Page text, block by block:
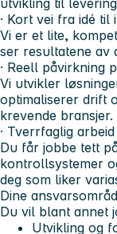
utvikling til levering
· Kort vei fra idé til
Vi er et lite,
ser resultatene av
· Reell påvirkning
Vi utvikler
optimaliserer drift
krevende bransjer.
· Tverrfaglig arbeid
Du får jobbe tett
kontrollsystemer
deg som liker
Dine
Du vil blant annet
Utvikling og